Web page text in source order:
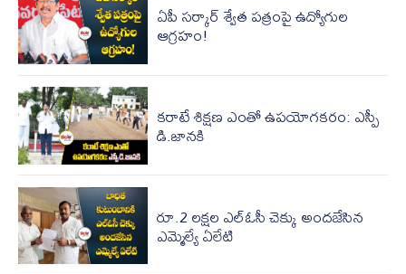
ఏపీ స‌ర్కార్ శ్వేత ప‌త్రంపై ఉద్యోగుల
ఆగ్ర‌హం!
కరాటే శిక్షణ ఎంతో ఉపయోగకరం: ఎస్పీ
డి.జానకి
రూ.2 లక్షల ఎల్‌ఓసీ చెక్కు అందజేసిన
ఎమ్మెల్యే ఏలేటి